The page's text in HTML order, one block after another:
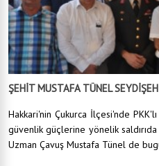
ŞEHİT MUSTAFA TÜNEL
Hakkari'nin Çukurca İlçesi'nde
güvenlik güçlerine yönelik
Uzman Çavuş Mustafa Tünel de